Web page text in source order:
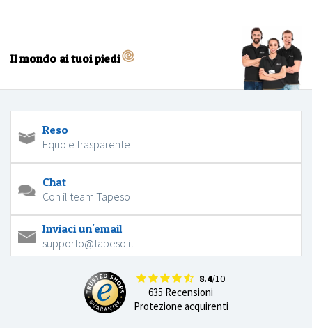
Il mondo ai tuoi piedi
Reso
Equo e trasparente
Chat
Con il team Tapeso
Inviaci un'email
supporto@tapeso.it
8.4/10
635 Recensioni
Protezione acquirenti